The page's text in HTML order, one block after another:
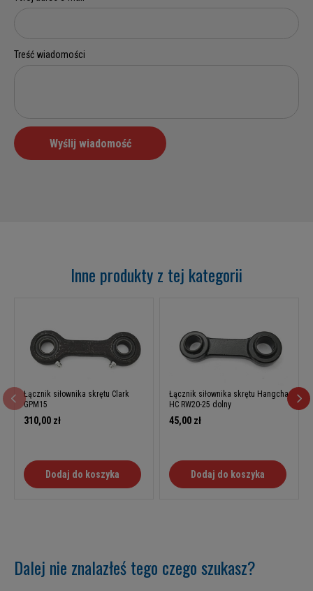
Inne produkty z tej kategorii
Łącznik siłownika skrętu Clark
GPM15
310,00 zł
Dodaj do koszyka
Łącznik siłownika skrętu Hangcha
HC RW20-25 dolny
45,00 zł
Dodaj do koszyka
Dalej nie znalazłeś tego czego szukasz?